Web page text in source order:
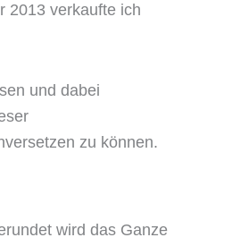
2013 verkaufte ich
und dabei
zu können.
wird das Ganze